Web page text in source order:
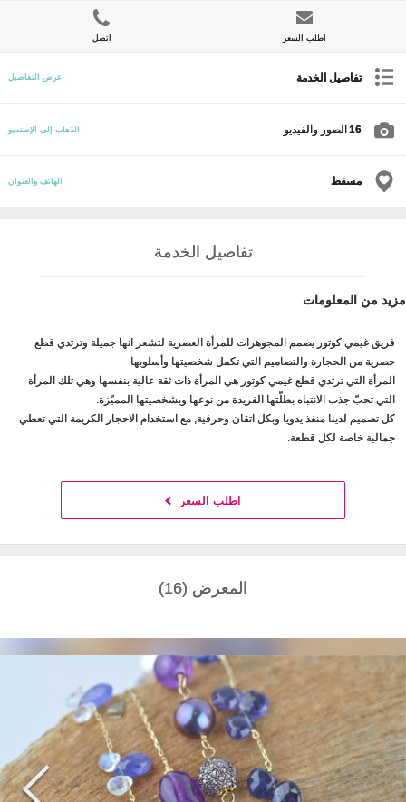
اطلب السعر اتصل
تفاصيل الخدمة عرض التفاصيل
16 الصور والفيديو الذهاب إلى الإستديو
مسقط الهاتف والعنوان
تفاصيل الخدمة
مزيد من المعلومات
فريق غيمي كوتور يصمم المجوهرات للمرأة العصرية لتشعر انها جميلة وترتدي قطع
حصرية من الحجارة والتصاميم التي تكمل شخصيتها وأسلوبها
المرأة التي ترتدي قطع غيمي كوتور هي المرأة ذات ثقة عالية بنفسها وهي تلك المرأة
التي تحبّ جذب الانتباه بطلّتها الفريدة من نوعها وبشخصيتها المميّزة.
كل تصميم لدينا منفذ يدويا وبكل اتقان وحرفية, مع استخدام الاحجار الكريمة التي تعطي
جمالية خاصة لكل قطعة.
اطلب السعر
المعرض (16)